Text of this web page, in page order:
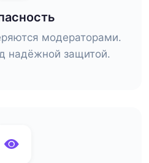
модераторами.
надёжной защитой.